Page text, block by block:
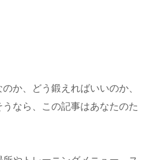
か、どう鍛えればいいのか、
なら、この記事はあなたのた